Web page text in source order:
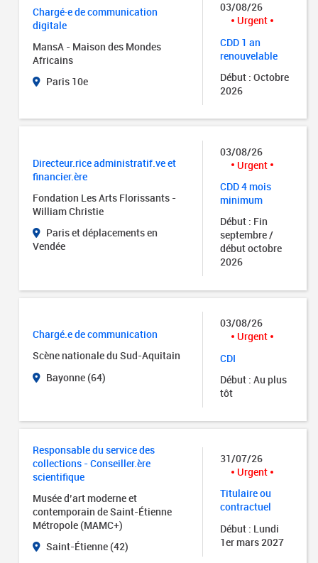
Chargé·e de communication
digitale
MansA - Maison des Mondes
Africains
Paris 10e
03/08/26
Urgent
CDD 1 an
renouvelable
Début : Octobre
2026
Directeur.rice administratif.ve et
financier.ère
Fondation Les Arts Florissants -
William Christie
Paris et déplacements en
Vendée
03/08/26
Urgent
CDD 4 mois
minimum
Début : Fin
septembre /
début octobre
2026
Chargé.e de communication
Scène nationale du Sud-Aquitain
Bayonne (64)
03/08/26
Urgent
CDI
Début : Au plus
tôt
Responsable du service des
collections - Conseiller.ère
scientifique
Musée d’art moderne et
contemporain de Saint-Étienne
Métropole (MAMC+)
Saint-Étienne (42)
31/07/26
Urgent
Titulaire ou
contractuel
Début : Lundi
1er mars 2027